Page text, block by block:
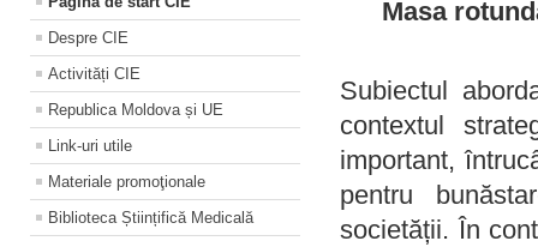
Despre CIE
Activități CIE
Republica Moldova și UE
Link-uri utile
Materiale promoţionale
Biblioteca Științifică Medicală
Masa
Subiectul
contextul
important,
pentru
societății. În